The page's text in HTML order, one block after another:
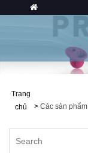
Trang
chủ
> Các sản phẩm